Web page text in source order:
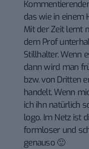
das wie in einem
Mit der Zeit lernt
dem Prof
Stillhalter. Wenn
dann wird man
bzw. von Dritten
handelt. Wenn
ich ihn natürlich
logo. Im Netz ist
formloser und
genauso 🙂